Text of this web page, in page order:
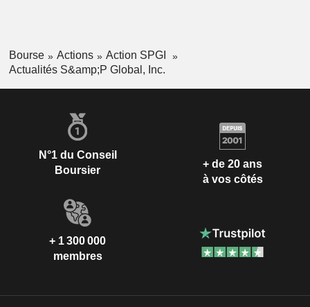
Bourse Actions
Action SPGI
Actualités S&amp;P Global, Inc.
N°1 du Conseil
Boursier
+ de 20 ans
à vos côtés
+ 1 300 000
membres